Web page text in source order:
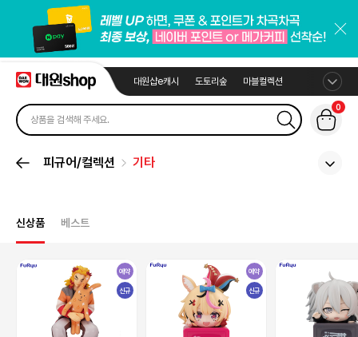
대원샵e캐시 도토리숲 마블컬렉션
0
피규어/컬렉션 기타
신상품 베스트
예약
신규
예약
신규